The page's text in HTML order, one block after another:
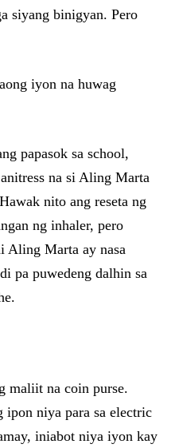
siyang binigyan. Pero
iyon na huwag
papasok sa school,
na si Aling Marta
nito ang reseta ng
ng inhaler, pero
Aling Marta ay nasa
pa puwedeng dalhin sa
maliit na coin purse.
ipon niya para sa electric
iniabot niya iyon kay